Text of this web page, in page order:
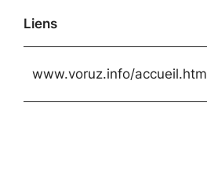
Liens
www.voruz.info/accueil.htm